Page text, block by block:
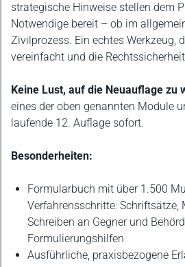
strategische Hinweise stellen dem
Notwendige bereit – ob im
Zivilprozess. Ein echtes Werkzeug,
vereinfacht und die
Keine Lust, auf die Neuauflage zu
eines der oben genannten Module
laufende 12. Auflage sofort.
Besonderheiten:
Formularbuch mit über 1.500
Verfahrensschritte: Schriftsätze,
Schreiben an Gegner und
Formulierungshilfen
Ausführliche, praxisbezogene